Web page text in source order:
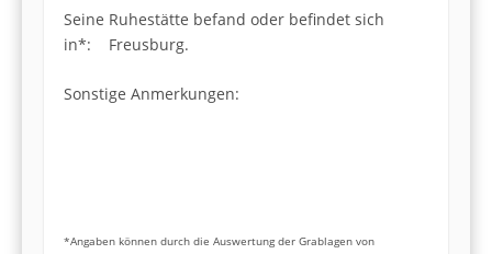
Seine Ruhestätte befand oder befindet sich
in*: Freusburg.
Sonstige Anmerkungen:
*Angaben können durch die Auswertung der Grablagen von